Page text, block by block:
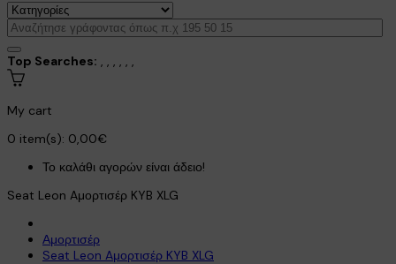
Top Searches: , , , , , ,
My cart
0 item(s): 0,00€
Το καλάθι αγορών είναι άδειο!
Seat Leon Aμορτισέρ KYB XLG
Αμορτισέρ
Seat Leon Aμορτισέρ KYB XLG